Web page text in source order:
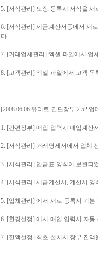
5. [서식관리] 도장 등록시 서식을
6. [서식관리] 세금계산서등에서 새
다.
7. [거래업체관리] 엑셀 파일에서 업
8. [고객관리] 엑셀 파일에서 고객
[2008.06.06 유리트 간편장부 2.52 업
1. [간편장부] 매입 입력시 매입계산
2. [서식관리] 거래명세서에서 업체
3. [서식관리] 입금표 양식이 보완되
4. [서식관리] 세금계산서, 계산서 양
5. [업체관리] 에서 새로 등록시 기본
6. [환경설정] 에서 매입 입력시 자
7. [잔액설정] 최초 설치시 장부 잔